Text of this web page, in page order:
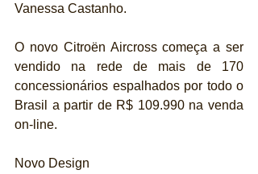
Vanessa Castanho.
O novo Citroën Aircross começa a ser
vendido na rede de mais de 170
concessionários espalhados por todo o
Brasil a partir de R$ 109.990 na venda
on-line.
Novo Design